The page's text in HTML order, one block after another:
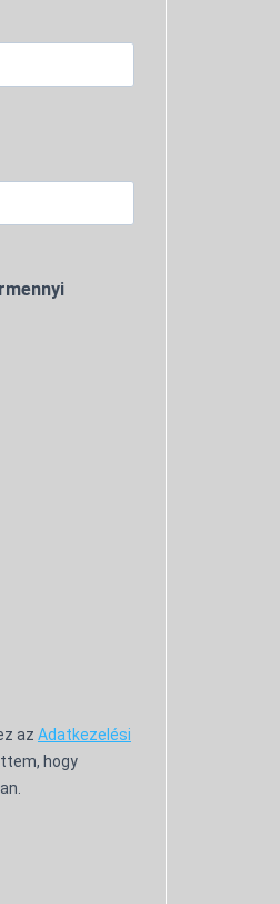
az Adatkezelési
hogy